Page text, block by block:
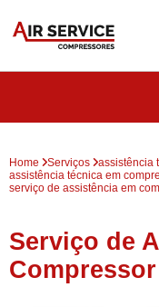
Home Serviços
assistência
assistência técnica em
serviço de assistência em
Serviço de